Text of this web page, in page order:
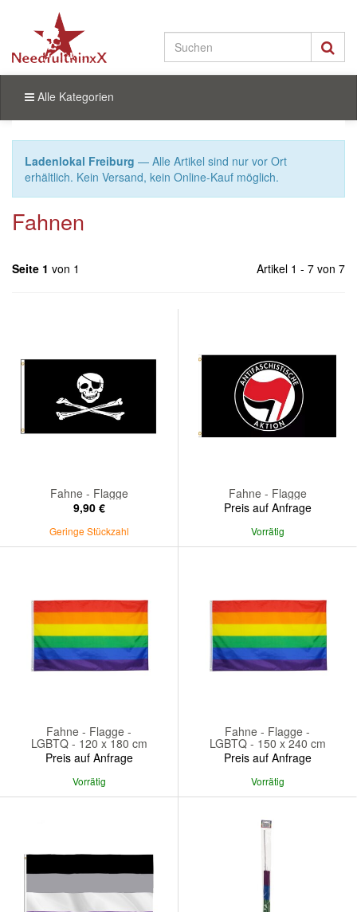
Alle Kategorien
Ladenlokal Freiburg — Alle Artikel sind nur vor Ort
erhältlich. Kein Versand, kein Online-Kauf möglich.
Fahnen
Seite 1 von 1 Artikel 1 - 7 von 7
Fahne - Flagge
9,90 €
Geringe Stückzahl
Fahne - Flagge
Preis auf Anfrage
Vorrätig
Fahne - Flagge -
LGBTQ - 120 x 180 cm
Preis auf Anfrage
Vorrätig
Fahne - Flagge -
LGBTQ - 150 x 240 cm
Preis auf Anfrage
Vorrätig